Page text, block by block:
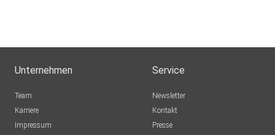
Unternehmen
Team
Karriere
Impressum
Service
Newsletter
Kontakt
Presse